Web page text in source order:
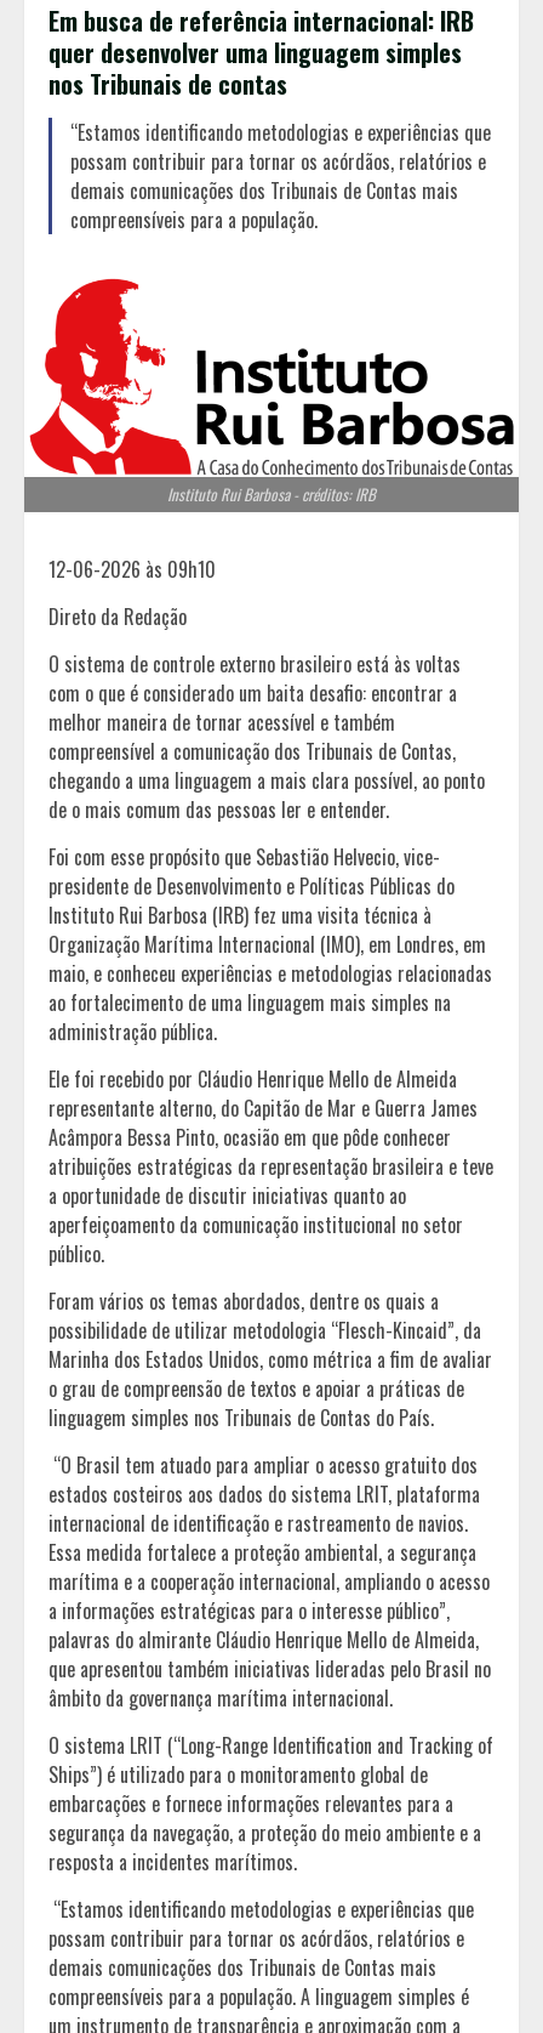
Em busca de referência internacional: IRB
quer desenvolver uma linguagem simples
nos Tribunais de contas
“Estamos identificando metodologias e experiências que
possam contribuir para tornar os acórdãos, relatórios e
demais comunicações dos Tribunais de Contas mais
compreensíveis para a população.
Instituto Rui Barbosa - créditos: IRB
12-06-2026 às 09h10
Direto da Redação
O sistema de controle externo brasileiro está às voltas
com o que é considerado um baita desafio: encontrar a
melhor maneira de tornar acessível e também
compreensível a comunicação dos Tribunais de Contas,
chegando a uma linguagem a mais clara possível, ao ponto
de o mais comum das pessoas ler e entender.
Foi com esse propósito que Sebastião Helvecio, vice-
presidente de Desenvolvimento e Políticas Públicas do
Instituto Rui Barbosa (IRB) fez uma visita técnica à
Organização Marítima Internacional (IMO), em Londres, em
maio, e conheceu experiências e metodologias relacionadas
ao fortalecimento de uma linguagem mais simples na
administração pública.
Ele foi recebido por Cláudio Henrique Mello de Almeida
representante alterno, do Capitão de Mar e Guerra James
Acâmpora Bessa Pinto, ocasião em que pôde conhecer
atribuições estratégicas da representação brasileira e teve
a oportunidade de discutir iniciativas quanto ao
aperfeiçoamento da comunicação institucional no setor
público.
Foram vários os temas abordados, dentre os quais a
possibilidade de utilizar metodologia “Flesch-Kincaid”, da
Marinha dos Estados Unidos, como métrica a fim de avaliar
o grau de compreensão de textos e apoiar a práticas de
linguagem simples nos Tribunais de Contas do País.
“O Brasil tem atuado para ampliar o acesso gratuito dos
estados costeiros aos dados do sistema LRIT, plataforma
internacional de identificação e rastreamento de navios.
Essa medida fortalece a proteção ambiental, a segurança
marítima e a cooperação internacional, ampliando o acesso
a informações estratégicas para o interesse público”,
palavras do almirante Cláudio Henrique Mello de Almeida,
que apresentou também iniciativas lideradas pelo Brasil no
âmbito da governança marítima internacional.
O sistema LRIT (“Long-Range Identification and Tracking of
Ships”) é utilizado para o monitoramento global de
embarcações e fornece informações relevantes para a
segurança da navegação, a proteção do meio ambiente e a
resposta a incidentes marítimos.
“Estamos identificando metodologias e experiências que
possam contribuir para tornar os acórdãos, relatórios e
demais comunicações dos Tribunais de Contas mais
compreensíveis para a população. A linguagem simples é
um instrumento de transparência e aproximação com a